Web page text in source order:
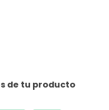
de tu producto